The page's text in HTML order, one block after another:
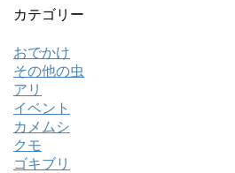
カテゴリー
おでかけ
その他の虫
アリ
イベント
カメムシ
クモ
ゴキブリ